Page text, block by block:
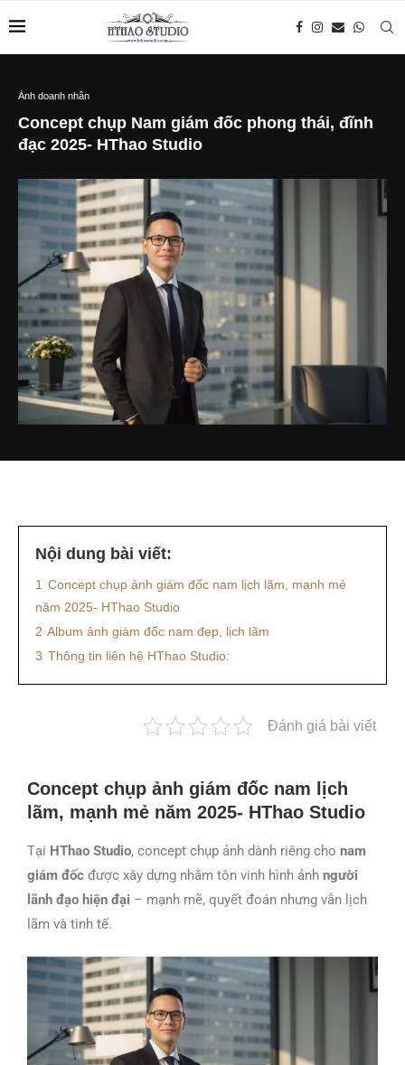
Ảnh doanh nhân
Concept chụp Nam giám đốc phong thái, đĩnh
đạc 2025- HThao Studio
Nội dung bài viết:
1 Concept chụp ảnh giám đốc nam lịch lãm, mạnh mẻ
năm 2025- HThao Studio
2 Album ảnh giám đốc nam đẹp, lịch lãm
3 Thông tin liên hệ HThao Studio:
Đánh giá bài viết
Concept chụp ảnh giám đốc nam lịch
lãm, mạnh mẻ năm 2025- HThao Studio
Tại HThao Studio, concept chụp ảnh dành riêng cho nam
giám đốc được xây dựng nhằm tôn vinh hình ảnh người
lãnh đạo hiện đại – mạnh mẽ, quyết đoán nhưng vẫn lịch
lãm và tinh tế.